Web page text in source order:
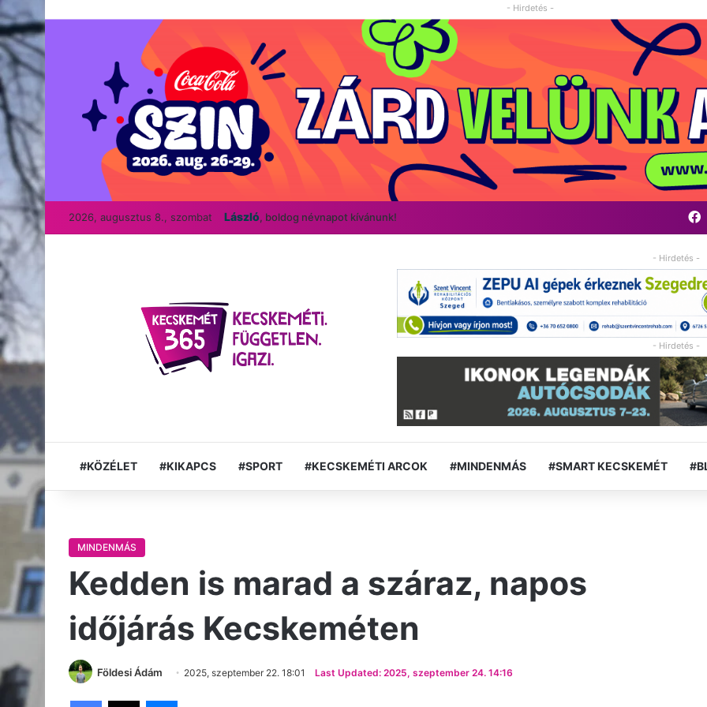
- Hirdetés -
2026, augusztus 8., szombat László, boldog névnapot kívánunk!
- Hirdetés -
- Hirdetés -
#KÖZÉLET #KIKAPCS #SPORT #KECSKEMÉTI ARCOK #MINDENMÁS #SMART KECSKEMÉT
MINDENMÁS
Kedden is marad a száraz, napos
időjárás Kecskeméten
Földesi Ádám 2025, szeptember 22. 18:01 Last Updated: 2025, szeptember 24. 14:16
Facebook
X Messenger